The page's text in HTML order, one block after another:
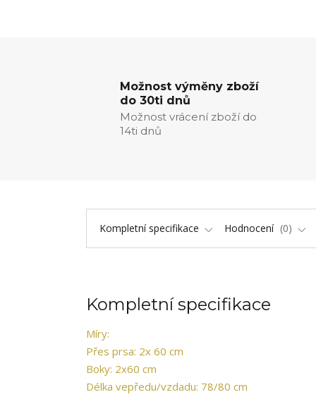
Možnost výměny zboží
do 30ti dnů
Možnost vrácení zboží do
14ti dnů
Kompletní specifikace Hodnocení 0
Kompletní specifikace
Míry:
Přes prsa: 2x 60 cm
Boky: 2x60 cm
Délka vepředu/vzdadu: 78/80 cm